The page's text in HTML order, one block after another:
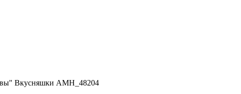
Вкусняшки АМН_48204